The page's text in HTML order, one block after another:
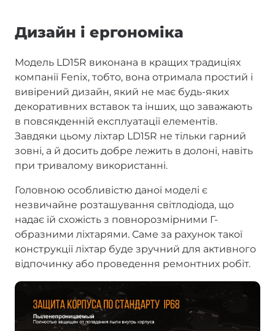
Дизайн і ергономіка
Модель LD15R виконана в кращих традиціях
компанії Fenix, тобто, вона отримала простий і
вивірений дизайн, який не має будь-яких
декоративних вставок та інших, що заважають
в повсякденній експлуатації елементів.
Завдяки цьому ліхтар LD15R не тільки гарний
зовні, а й досить добре лежить в долоні, навіть
при тривалому використанні.
Головною особливістю даної моделі є
незвичайне розташування світлодіода, що
надає їй схожість з повнорозмірними Г-
образними ліхтарями. Саме за рахунок такої
конструкції ліхтар буде зручний для активного
відпочинку або проведення ремонтних робіт.